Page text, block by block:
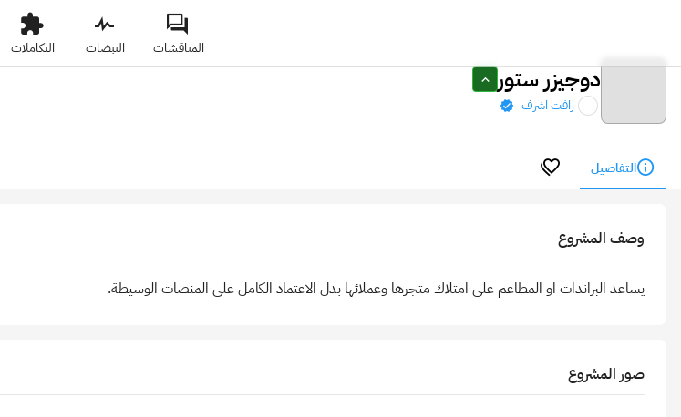
المناقشات النبضات التكاملات
دوجيزر ستور
رافت اشرف
التفاصيل
وصف المشروع
يساعد البراندات او المطاعم على امتلاك متجرها وعملائها بدل الاعتماد الكامل على المنصات الوسيطة.
صور المشروع